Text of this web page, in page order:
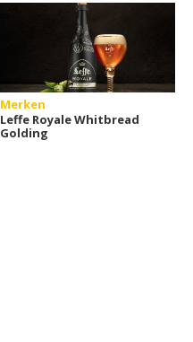
Merken
Leffe Royale Whitbread
Golding